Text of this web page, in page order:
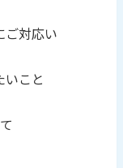
対応い
こと